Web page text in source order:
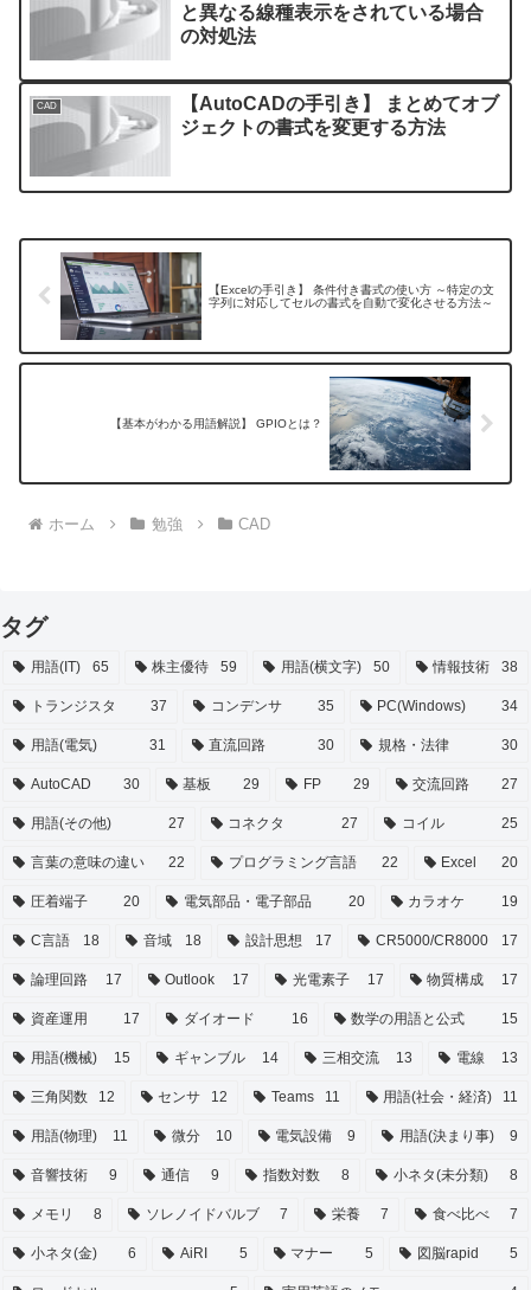
と異なる線種表示をされている場合
の対処法
CAD
【AutoCADの手引き】 まとめてオブ
ジェクトの書式を変更する方法
【Excelの手引き】 条件付き書式の使い方 ～特定の文
字列に対応してセルの書式を自動で変化させる方法～
【基本がわかる用語解説】 GPIOとは？
ホーム 勉強 CAD
タグ
用語(IT) 65 株主優待 59 用語(横文字) 50 情報技術 38
トランジスタ 37 コンデンサ 35 PC(Windows) 34
用語(電気) 31 直流回路 30 規格・法律 30
AutoCAD 30 基板 29 FP 29 交流回路 27
用語(その他) 27 コネクタ 27 コイル 25
言葉の意味の違い 22 プログラミング言語 22 Excel 20
圧着端子 20 電気部品・電子部品 20 カラオケ 19
C言語 18 音域 18 設計思想 17 CR5000/CR8000 17
論理回路 17 Outlook 17 光電素子 17 物質構成 17
資産運用 17 ダイオード 16 数学の用語と公式 15
用語(機械) 15 ギャンブル 14 三相交流 13 電線 13
三角関数 12 センサ 12 Teams 11 用語(社会・経済) 11
用語(物理) 11 微分 10 電気設備 9 用語(決まり事) 9
音響技術 9 通信 9 指数対数 8 小ネタ(未分類) 8
メモリ 8 ソレノイドバルブ 7 栄養 7 食べ比べ 7
小ネタ(金) 6 AiRI 5 マナー 5 図脳rapid 5